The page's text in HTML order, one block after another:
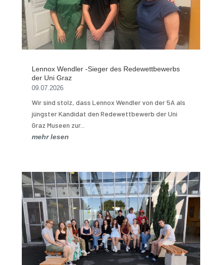
Lennox Wendler -Sieger des Redewettbewerbs
der Uni Graz
09.07.2026
Wir sind stolz, dass Lennox Wendler von der 5A als
jüngster Kandidat den Redewettbewerb der Uni
Graz Museen zur...
mehr lesen